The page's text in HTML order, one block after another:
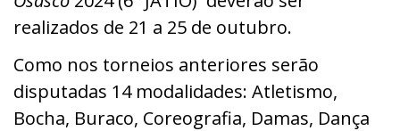
realizados de 21 a 25 de outubro.
Como nos torneios anteriores serão
disputadas 14 modalidades: Atletismo,
Bocha, Buraco, Coreografia, Damas, Dança